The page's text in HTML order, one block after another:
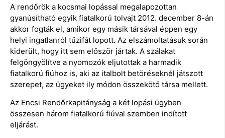
A rendőrök a kocsmai lopással megalapozottan
gyanúsítható egyik fiatalkorú tolvajt 2012. december 8-án
akkor fogták el, amikor egy másik társával éppen egy
helyi ingatlanról tűzifát lopott. Az elszámoltatásuk során
kiderült, hogy itt sem először jártak. A szálakat
felgöngyölítve a nyomozók eljutottak a harmadik
fiatalkorú fiúhoz is, aki az italbolt betöréseknél játszott
szerepet, az ügyeket ily módon összekötő társa mellett.
Az Encsi Rendőrkapitányság a két lopási ügyben
összesen három fiatalkorú fiúval szemben indított
eljárást.